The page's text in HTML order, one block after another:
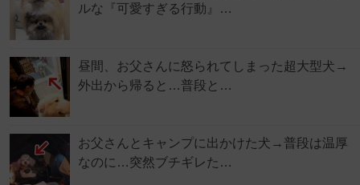
ルな『可愛すぎる行動』…
昼間、お父さんに怒られてしまった超大型犬→
外出から帰ると…普段と…
お父さんとキャンプに出かけた犬→普段は温厚
なのに…突然ブチギレた…